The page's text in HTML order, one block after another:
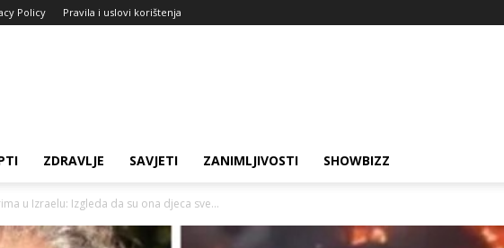
Policy Pravila i uslovi korištenja
ZDRAVLJE SAVJETI ZANIMLJIVOSTI SHOWBIZZ
u Izraelu: Izgleda da su ona djeca sve...